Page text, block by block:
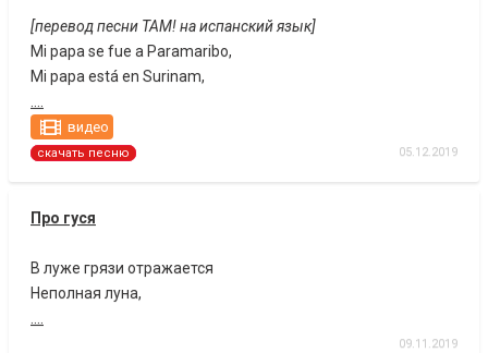
[перевод песни ТАМ! на испанский язык]
Mi papa se fue a Paramaribo,
Mi papa está en Surinam,
видео
скачать песню 05.12.2019
Про гуся
В луже грязи отражается
Неполная луна,
09.11.2019